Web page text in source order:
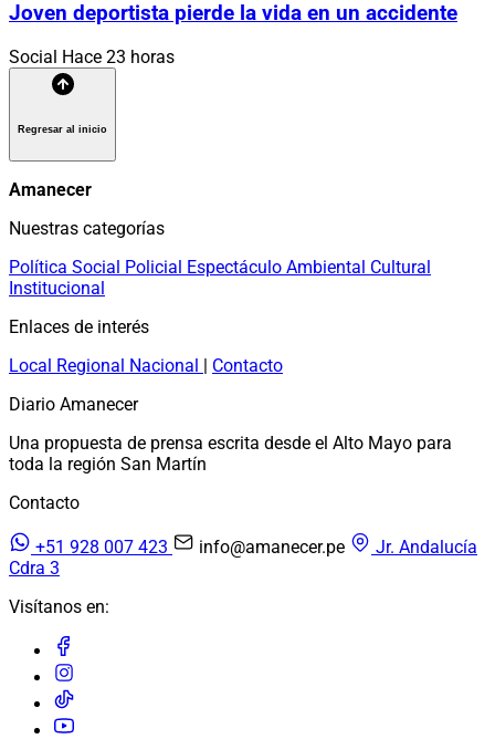
Joven deportista pierde la vida en un accidente
Social Hace 23 horas
Regresar al inicio
Amanecer
Nuestras categorías
Política Social Policial Espectáculo Ambiental Cultural
Institucional
Enlaces de interés
Local Regional Nacional | Contacto
Diario Amanecer
Una propuesta de prensa escrita desde el Alto Mayo para
toda la región San Martín
Contacto
+51 928 007 423 info@amanecer.pe
Jr. Andalucía
Cdra 3
Visítanos en: